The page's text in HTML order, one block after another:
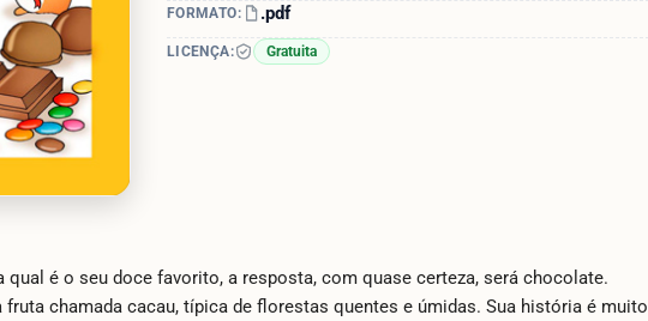
FORMATO: .pdf
LICENÇA: Gratuita
qual é o seu doce favorito, a resposta, com quase certeza, será chocolate.
fruta chamada cacau, típica de florestas quentes e úmidas. Sua história é muito